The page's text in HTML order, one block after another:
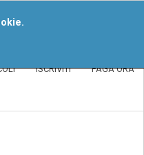
ISCRIVITI PAGA ORA